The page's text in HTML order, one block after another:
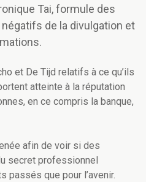
Tai, formule des
de la divulgation et
et De Tijd relatifs à ce qu’ils
atteinte à la réputation
en ce compris la banque,
afin de voir si des
secret professionnel
passés que pour l’avenir.